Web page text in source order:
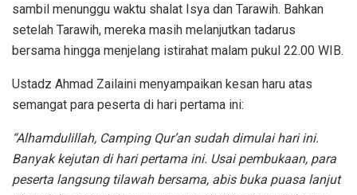
sambil menunggu waktu shalat Isya dan Tarawih. Bahkan
setelah Tarawih, mereka masih melanjutkan tadarus
bersama hingga menjelang istirahat malam pukul 22.00 WIB.
Ustadz Ahmad Zailaini menyampaikan kesan haru atas
semangat para peserta di hari pertama ini:
“Alhamdulillah, Camping Qur’an sudah dimulai hari ini.
Banyak kejutan di hari pertama ini. Usai pembukaan, para
peserta langsung tilawah bersama, abis buka puasa lanjut